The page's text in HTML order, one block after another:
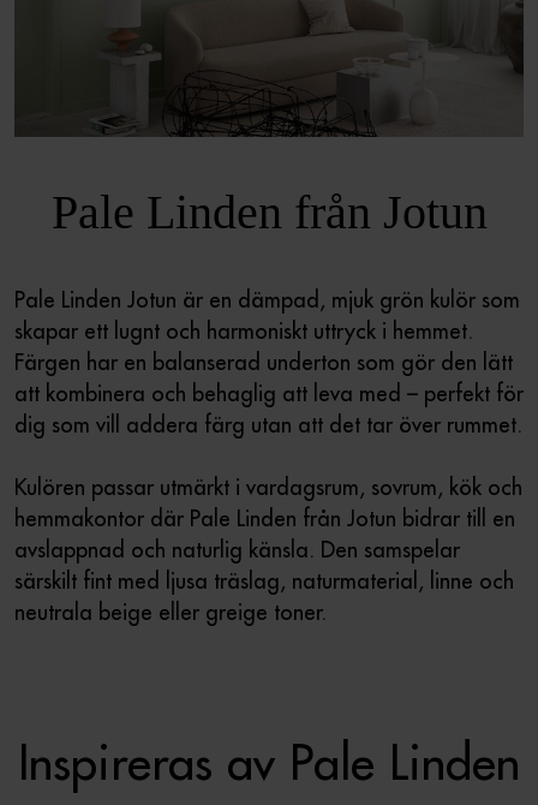
Pale Linden från Jotun
Pale Linden Jotun är en dämpad, mjuk grön kulör som
skapar ett lugnt och harmoniskt uttryck i hemmet.
Färgen har en balanserad underton som gör den lätt
att kombinera och behaglig att leva med – perfekt för
dig som vill addera färg utan att det tar över rummet.
Kulören passar utmärkt i vardagsrum, sovrum, kök och
hemmakontor där Pale Linden från Jotun bidrar till en
avslappnad och naturlig känsla. Den samspelar
särskilt fint med ljusa träslag, naturmaterial, linne och
neutrala beige eller greige toner.
Inspireras av Pale Linden